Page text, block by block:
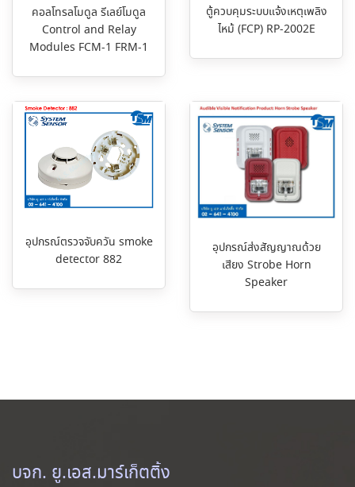
คอลโทรลโมดูล รีเลย์โมดูล
Control and Relay
Modules FCM-1 FRM-1
ตู้ควบคุมระบบแจ้งเหตุเพลิง
ไหม้ (FCP) RP-2002E
อุปกรณ์ตรวจจับควัน smoke
detector 882
อุปกรณ์ส่งสัญญาณด้วย
เสียง Strobe Horn
Speaker
บจก. ยู.เอส.มาร์เก็ตติ้ง